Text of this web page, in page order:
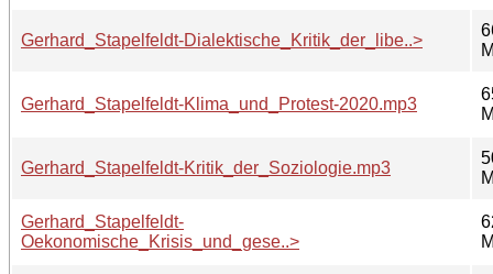
Gerhard_Stapelfeldt-Dialektische_Kritik_der_libe..>
Gerhard_Stapelfeldt-Klima_und_Protest-2020.mp3
Gerhard_Stapelfeldt-Kritik_der_Soziologie.mp3
Gerhard_Stapelfeldt-
Oekonomische_Krisis_und_gese..>